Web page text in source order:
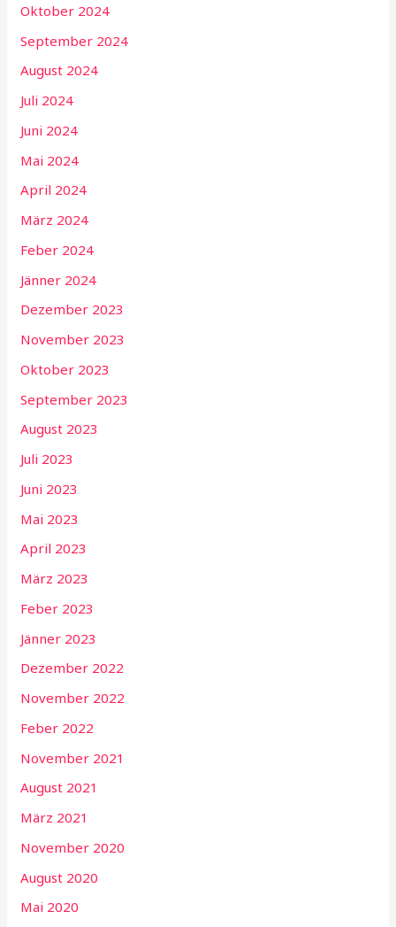
Oktober 2024
September 2024
August 2024
Juli 2024
Juni 2024
Mai 2024
April 2024
März 2024
Feber 2024
Jänner 2024
Dezember 2023
November 2023
Oktober 2023
September 2023
August 2023
Juli 2023
Juni 2023
Mai 2023
April 2023
März 2023
Feber 2023
Jänner 2023
Dezember 2022
November 2022
Feber 2022
November 2021
August 2021
März 2021
November 2020
August 2020
Mai 2020